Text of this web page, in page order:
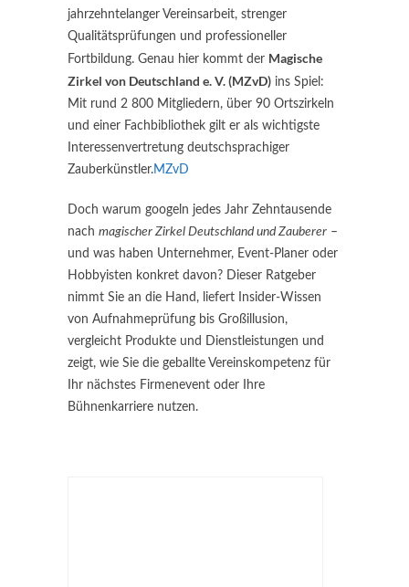
jahrzehntelanger Vereinsarbeit, strenger
Qualitätsprüfungen und professioneller
Fortbildung. Genau hier kommt der Magische
Zirkel von Deutschland e. V. (MZvD) ins Spiel:
Mit rund 2 800 Mitgliedern, über 90 Ortszirkeln
und einer Fachbibliothek gilt er als wichtigste
Interessenvertretung deutschsprachiger
Zauberkünstler.MZvD
Doch warum googeln jedes Jahr Zehntausende
nach magischer Zirkel Deutschland und Zauberer –
und was haben Unternehmer, Event-Planer oder
Hobbyisten konkret davon? Dieser Ratgeber
nimmt Sie an die Hand, liefert Insider-Wissen
von Aufnahmeprüfung bis Großillusion,
vergleicht Produkte und Dienstleistungen und
zeigt, wie Sie die geballte Vereinskompetenz für
Ihr nächstes Firmenevent oder Ihre
Bühnenkarriere nutzen.